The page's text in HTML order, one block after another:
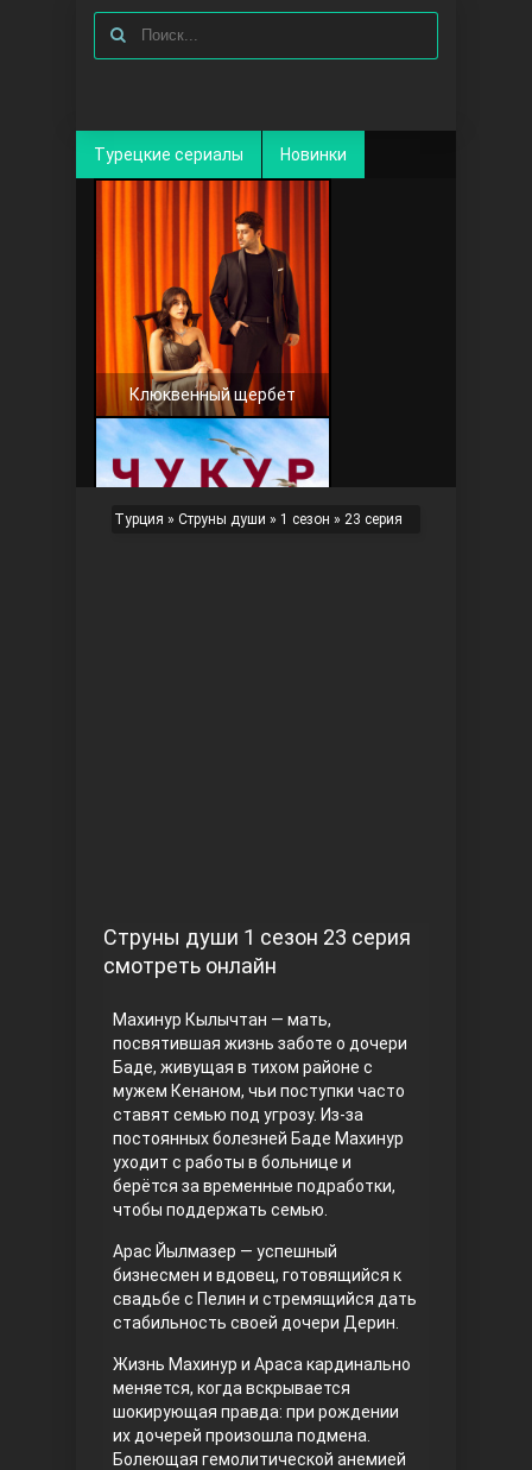
Турецкие сериалы Новинки
Клюквенный щербет
Правосyдие
Турция » Струны души » 1 сезон » 23 серия
Струны души 1 сезон 23 серия
смотреть онлайн
Махинур Кылычтан — мать,
посвятившая жизнь заботе о дочери
Баде, живущая в тихом районе с
мужем Кенаном, чьи поступки часто
ставят семью под угрозу. Из-за
постоянных болезней Баде Махинур
уходит с работы в больнице и
берётся за временные подработки,
чтобы поддержать семью.
Арас Йылмазер — успешный
бизнесмен и вдовец, готовящийся к
свадьбе с Пелин и стремящийся дать
стабильность своей дочери Дерин.
Жизнь Махинур и Араса кардинально
меняется, когда вскрывается
шокирующая правда: при рождении
их дочерей произошла подмена.
Болеющая гемолитической анемией